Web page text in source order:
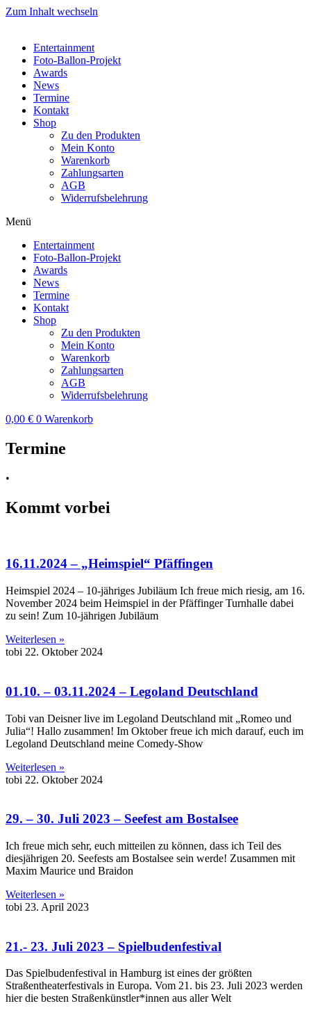
Zum Inhalt wechseln
Entertainment
Foto-Ballon-Projekt
Awards
News
Termine
Kontakt
Shop
Zu den Produkten
Mein Konto
Warenkorb
Zahlungsarten
AGB
Widerrufsbelehrung
Menü
Entertainment
Foto-Ballon-Projekt
Awards
News
Termine
Kontakt
Shop
Zu den Produkten
Mein Konto
Warenkorb
Zahlungsarten
AGB
Widerrufsbelehrung
0,00 € 0 Warenkorb
Termine
•
Kommt vorbei
16.11.2024 – „Heimspiel“ Pfäffingen
Heimspiel 2024 – 10-jähriges Jubiläum Ich freue mich riesig, am 16.
November 2024 beim Heimspiel in der Pfäffinger Turnhalle dabei
zu sein! Zum 10-jährigen Jubiläum
Weiterlesen »
tobi 22. Oktober 2024
01.10. – 03.11.2024 – Legoland Deutschland
Tobi van Deisner live im Legoland Deutschland mit „Romeo und
Julia“! Hallo zusammen! Im Oktober freue ich mich darauf, euch im
Legoland Deutschland meine Comedy-Show
Weiterlesen »
tobi 22. Oktober 2024
29. – 30. Juli 2023 – Seefest am Bostalsee
Ich freue mich sehr, euch mitteilen zu können, dass ich Teil des
diesjährigen 20. Seefests am Bostalsee sein werde! Zusammen mit
Maxim Maurice und Braidon
Weiterlesen »
tobi 23. April 2023
21.- 23. Juli 2023 – Spielbudenfestival
Das Spielbudenfestival in Hamburg ist eines der größten
Straßentheaterfestivals in Europa. Vom 21. bis 23. Juli 2023 werden
hier die besten Straßenkünstler*innen aus aller Welt